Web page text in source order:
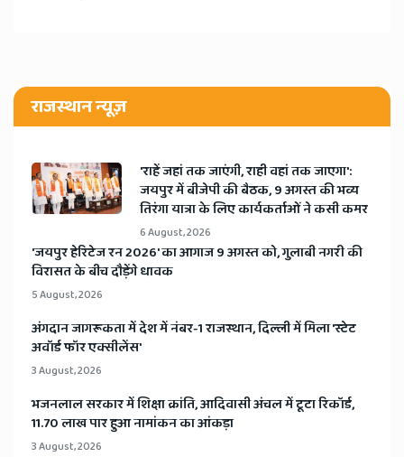
राजस्थान न्यूज़
'राहें जहां तक जाएंगी, राही वहां तक जाएगा':
जयपुर में बीजेपी की बैठक, 9 अगस्त की भव्य
तिरंगा यात्रा के लिए कार्यकर्ताओं ने कसी कमर
6 August, 2026
​'जयपुर हेरिटेज रन 2026' का आगाज 9 अगस्त को, गुलाबी नगरी की
विरासत के बीच दौड़ेंगे धावक
5 August, 2026
अंगदान जागरूकता में देश में नंबर-1 राजस्थान, दिल्ली में मिला 'स्टेट
अवॉर्ड फॉर एक्सीलेंस'
3 August, 2026
भजनलाल सरकार में शिक्षा क्रांति, आदिवासी अंचल में टूटा रिकॉर्ड,
11.70 लाख पार हुआ नामांकन का आंकड़ा
3 August, 2026